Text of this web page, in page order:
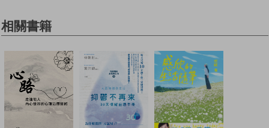
相關書籍